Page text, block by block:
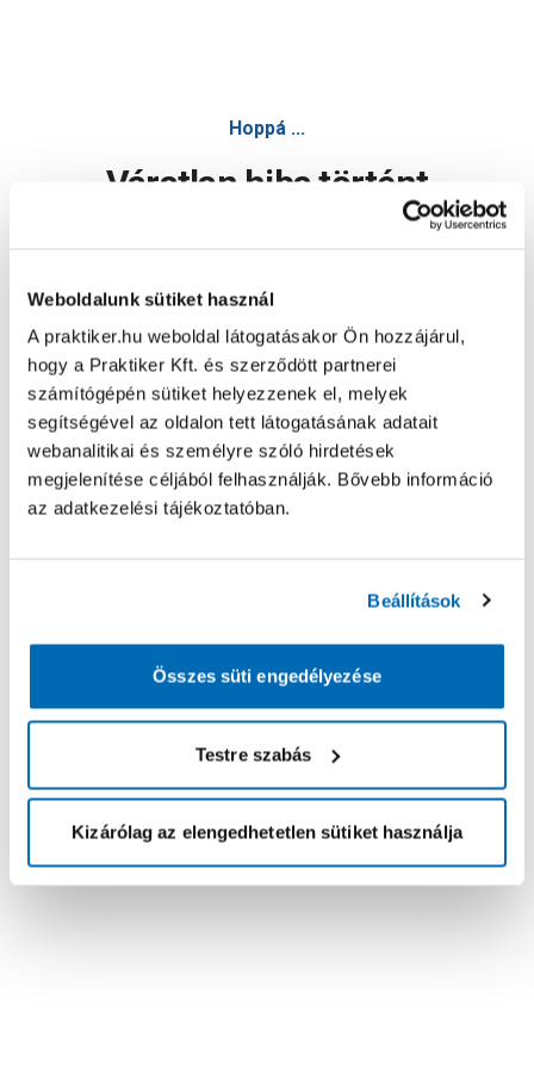
Weboldalunk sütiket használ
A praktiker.hu weboldal látogatásakor Ön hozzájárul,
hogy a Praktiker Kft. és szerződött partnerei
számítógépén sütiket helyezzenek el, melyek
segítségével az oldalon tett látogatásának adatait
webanalitikai és személyre szóló hirdetések
megjelenítése céljából felhasználják. Bővebb információ
az adatkezelési tájékoztatóban.
Beállítások
Összes süti engedélyezése
Testre szabás
Kizárólag az elengedhetetlen sütiket használja
Hoppá ...
Váratlan hiba történt
Oldal újratöltése